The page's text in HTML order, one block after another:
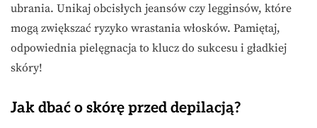
ubrania. Unikaj obcisłych jeansów czy legginsów, które
mogą zwiększać ryzyko wrastania włosków. Pamiętaj,
odpowiednia pielęgnacja to klucz do sukcesu i gładkiej
skóry!
Jak dbać o skórę przed depilacją?